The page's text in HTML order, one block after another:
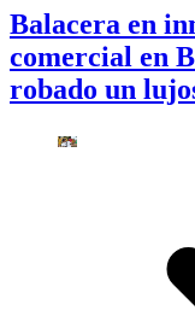
Balacera en
comercial en
robado un